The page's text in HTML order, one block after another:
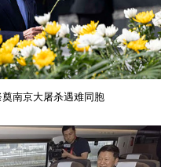
南京大屠杀遇难同胞